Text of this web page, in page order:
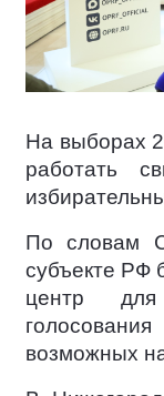
На выборах
работать
По словам
субъекте РФ
центр
возможных